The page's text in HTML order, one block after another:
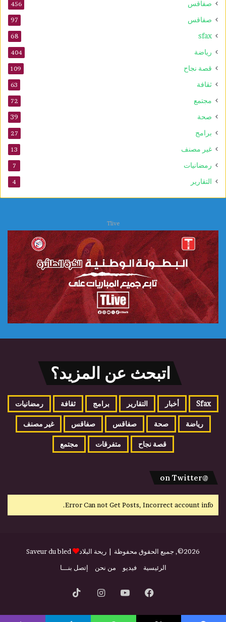
صفاقس 456
صفاقس 97
sfax
68
رياضة 404
قصة نجاح 109
ثقافة 63
مجتمع 72
صحة 39
برامج 27
غير مصنف 13
رمضانيات 7
التقارير 4
Tlive
اتبحث عن المزيد؟
Sfax أخبار التقارير برامج ثقافة رمضانيات
رياضة صحة صفاقس صفاقس غير مصنف
قصة نجاح متفرقات مجتمع
@on Twitter
Error Can not Get Posts, Incorrect account info.
2026©, جميع الحقوق محفوظة | ريحة البلاد
Saveur du bled
الرئيسية
فيديو من نحن إتصل بنـــا
فيسبوكيوتيوبانستقرام